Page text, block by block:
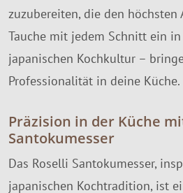
zuzubereiten, die den höchsten
Tauche mit jedem Schnitt ein
japanischen Kochkultur –
Professionalität in deine Küche.
Präzision in der Küche
Santokumesser
Das Roselli Santokumesser,
japanischen Kochtradition, ist